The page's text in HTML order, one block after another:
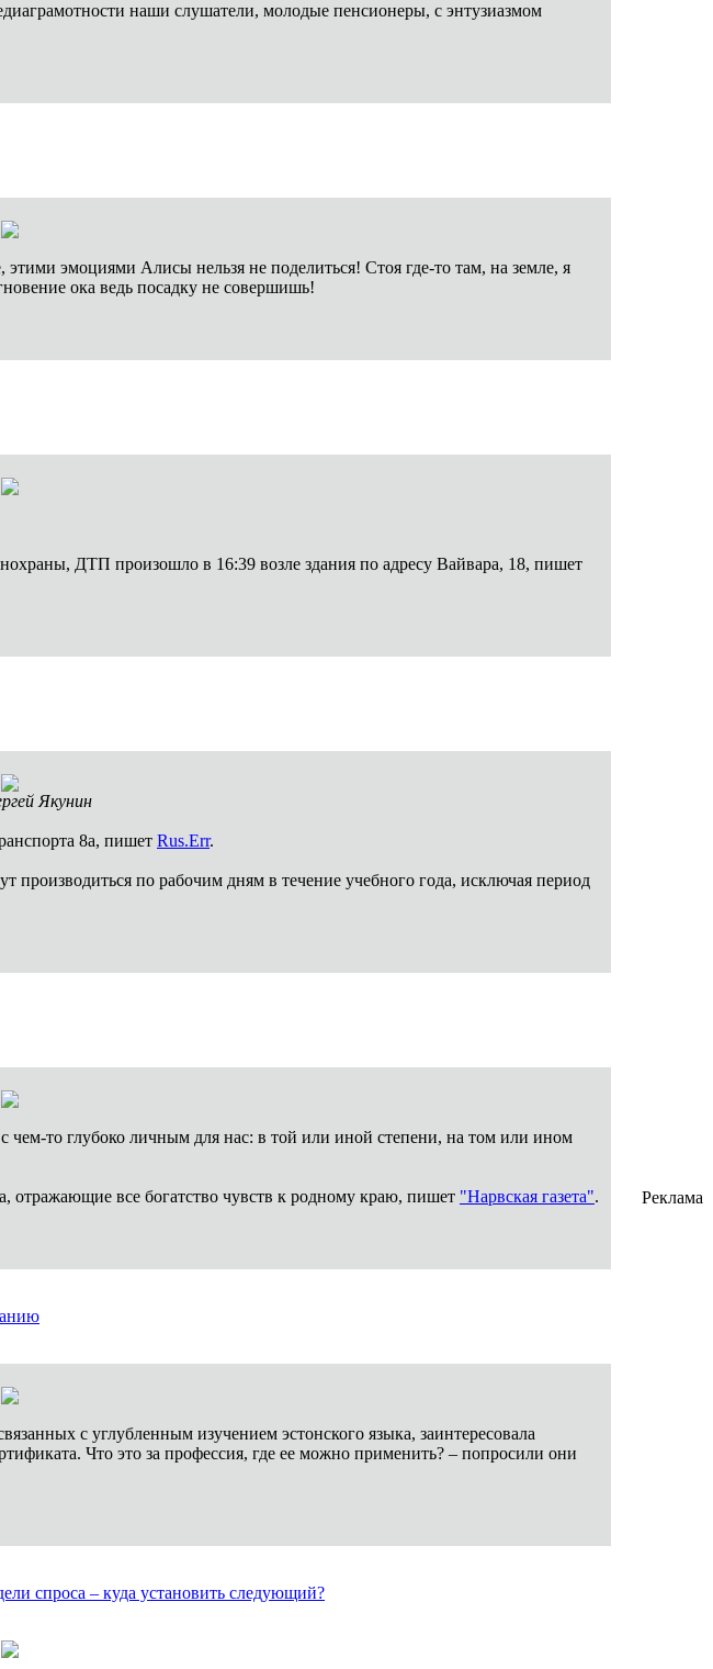
наши слушатели, молодые пенсионеры, с энтузиазмом
эмоциями Алисы нельзя не поделиться! Стоя где-то там, на земле, я
ока ведь посадку не совершишь!
ДТП произошло в 16:39 возле здания по адресу Вайвара, 18, пишет
Якунин
8а, пишет Rus.Err.
по рабочим дням в течение учебного года, исключая период
чем-то глубоко личным для нас: в той или иной степени, на том или ином
все богатство чувств к родному краю, пишет "Нарвская газета".
с углубленным изучением эстонского языка, заинтересовала
Что это за профессия, где ее можно применить? – попросили они
спроса – куда установить следующий?
Реклама